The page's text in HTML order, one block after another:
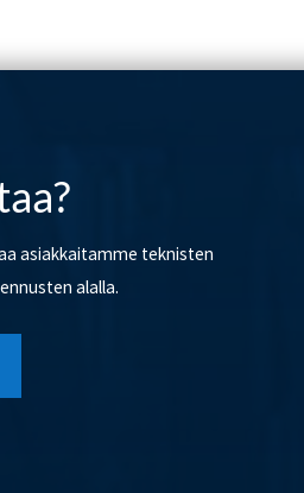
asiakkaitamme teknisten
alalla.